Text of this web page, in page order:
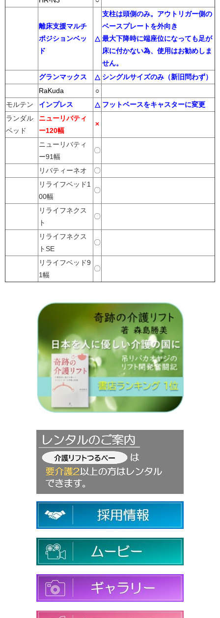
離床支援マルチ
ポジションベッ
ド
△
支柱は頭側のみ。アウトリガー側の
ベースプレートを外向き
最大下降時に端座位になっても足が
床に付かない為、使用はお勧めしま
せん。
グランマックス
△ シングルサイズのみ（新旧問わず）
RaKuda
○
モルテン
インプレス △ フットベースをキャスターに変更
ランダル
ベッド
ニューリバティ
ー120幅
×
ニューリバティ
ー91幅
〇
リバティーネオ
〇
リライフベッド1
00幅
〇
リライフネクス
ト
〇
リライフネクス
トSE
〇
リライフベッド9
1幅
〇